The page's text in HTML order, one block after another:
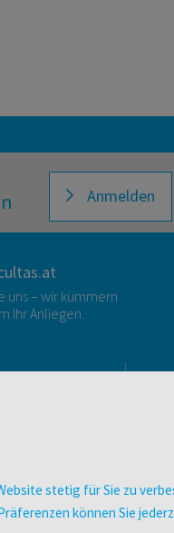
Anmelden
uns – wir kümmern
Ihr Anliegen.
Club
stetig für Sie zu
können Sie